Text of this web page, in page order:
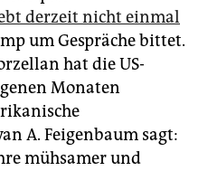
derzeit nicht einmal
um Gespräche bittet.
hat die US-
Monaten
A. Feigenbaum sagt:
mühsamer und